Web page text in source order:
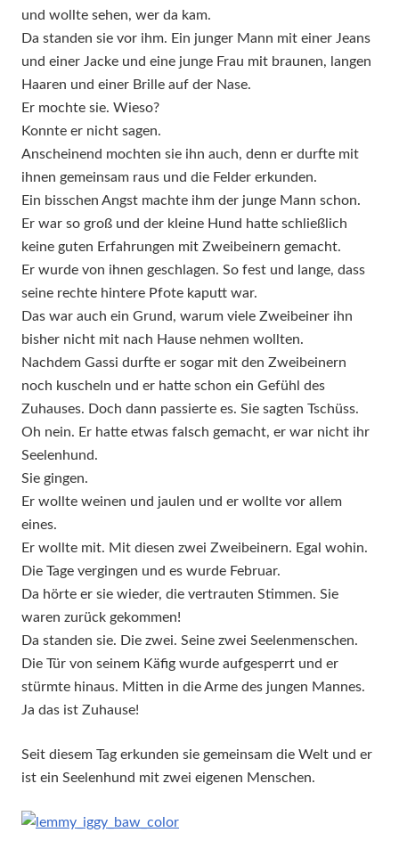
und wollte sehen, wer da kam.
Da standen sie vor ihm. Ein junger Mann mit einer Jeans
und einer Jacke und eine junge Frau mit braunen, langen
Haaren und einer Brille auf der Nase.
Er mochte sie. Wieso?
Konnte er nicht sagen.
Anscheinend mochten sie ihn auch, denn er durfte mit
ihnen gemeinsam raus und die Felder erkunden.
Ein bisschen Angst machte ihm der junge Mann schon.
Er war so groß und der kleine Hund hatte schließlich
keine guten Erfahrungen mit Zweibeinern gemacht.
Er wurde von ihnen geschlagen. So fest und lange, dass
seine rechte hintere Pfote kaputt war.
Das war auch ein Grund, warum viele Zweibeiner ihn
bisher nicht mit nach Hause nehmen wollten.
Nachdem Gassi durfte er sogar mit den Zweibeinern
noch kuscheln und er hatte schon ein Gefühl des
Zuhauses. Doch dann passierte es. Sie sagten Tschüss.
Oh nein. Er hatte etwas falsch gemacht, er war nicht ihr
Seelenhund.
Sie gingen.
Er wollte weinen und jaulen und er wollte vor allem
eines.
Er wollte mit. Mit diesen zwei Zweibeinern. Egal wohin.
Die Tage vergingen und es wurde Februar.
Da hörte er sie wieder, die vertrauten Stimmen. Sie
waren zurück gekommen!
Da standen sie. Die zwei. Seine zwei Seelenmenschen.
Die Tür von seinem Käfig wurde aufgesperrt und er
stürmte hinaus. Mitten in die Arme des jungen Mannes.
Ja das ist Zuhause!
Seit diesem Tag erkunden sie gemeinsam die Welt und er
ist ein Seelenhund mit zwei eigenen Menschen.